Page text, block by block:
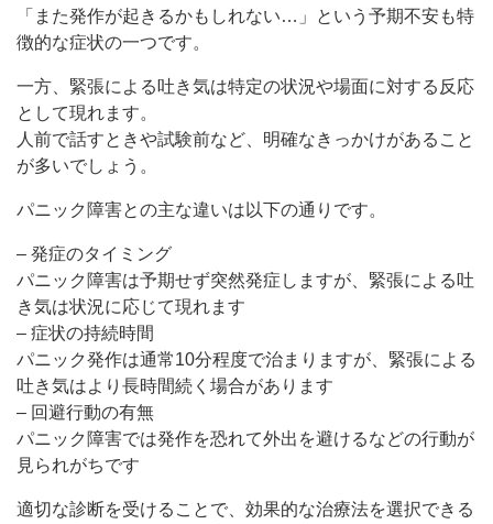
「また発作が起きるかもしれない…」という予期不安も特
徴的な症状の一つです。
一方、緊張による吐き気は特定の状況や場面に対する反応
として現れます。
人前で話すときや試験前など、明確なきっかけがあること
が多いでしょう。
パニック障害との主な違いは以下の通りです。
– 発症のタイミング
パニック障害は予期せず突然発症しますが、緊張による吐
き気は状況に応じて現れます
– 症状の持続時間
パニック発作は通常10分程度で治まりますが、緊張による
吐き気はより長時間続く場合があります
– 回避行動の有無
パニック障害では発作を恐れて外出を避けるなどの行動が
見られがちです
適切な診断を受けることで、効果的な治療法を選択できる